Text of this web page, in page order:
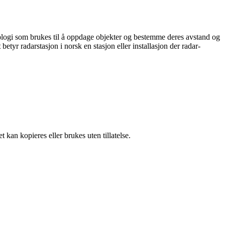
som brukes til å oppdage objekter og bestemme deres avstand og
radarstasjon i norsk en stasjon eller installasjon der radar-
kan kopieres eller brukes uten tillatelse.